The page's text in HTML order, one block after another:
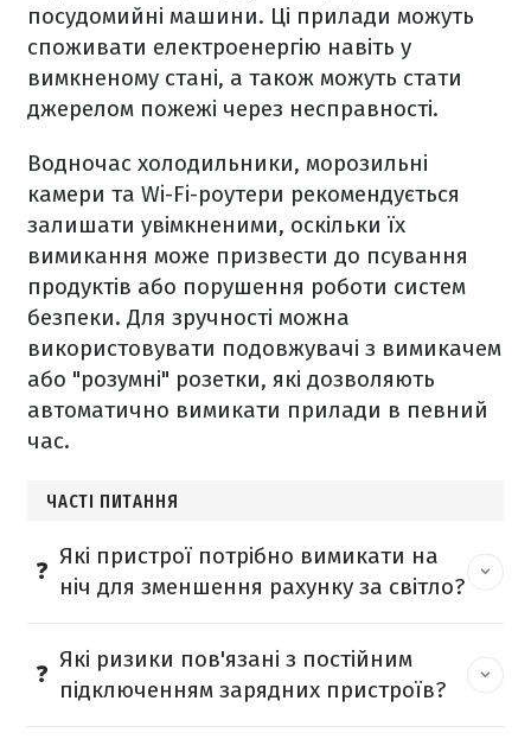
посудомийні машини. Ці прилади можуть
споживати електроенергію навіть у
вимкненому стані, а також можуть стати
джерелом пожежі через несправності.
Водночас холодильники, морозильні
камери та Wi-Fi-роутери рекомендується
залишати увімкненими, оскільки їх
вимикання може призвести до псування
продуктів або порушення роботи систем
безпеки. Для зручності можна
використовувати подовжувачі з вимикачем
або "розумні" розетки, які дозволяють
автоматично вимикати прилади в певний
час.
ЧАСТІ ПИТАННЯ
Які пристрої потрібно вимикати на
ніч для зменшення рахунку за світло?
Які ризики пов'язані з постійним
підключенням зарядних пристроїв?